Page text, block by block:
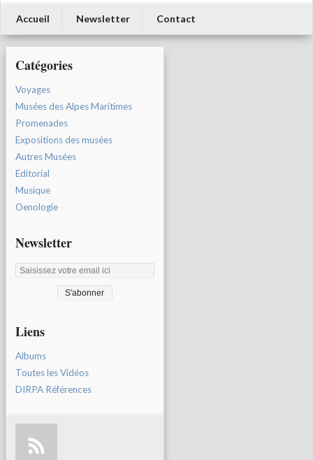
Accueil Newsletter Contact
Catégories
Voyages
Musées des Alpes Maritimes
Promenades
Expositions des musées
Autres Musées
Editorial
Musique
Oenologie
Newsletter
Liens
Albums
Toutes les Vidéos
DIRPA Références